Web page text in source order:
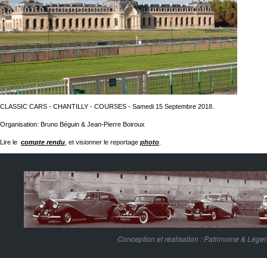
CLASSIC CARS - CHANTILLY - COURSES - Samedi 15 Septembre 2018.
Organisation: Bruno Béguin & Jean-Pierre Boiroux
Lire le compte rendu , et visionner le reportage photo
Conception et réalisation : Patrimoine &